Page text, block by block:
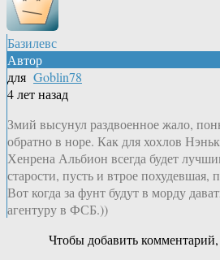
Базилевс
Автор
для Goblin78
4 лет назад
Змий высунул раздвоенное жало,
обратно в норе. Как для хохлов
Хенрена Альбион всегда будет
старости, пусть и втрое похудевшая,
Вот когда за фунт будут в морду
агентуру в ФСБ.))
Чтобы добавить комментарий,